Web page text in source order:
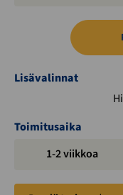
Lisävalinnat
Toimitusaika
1-2 viikkoa